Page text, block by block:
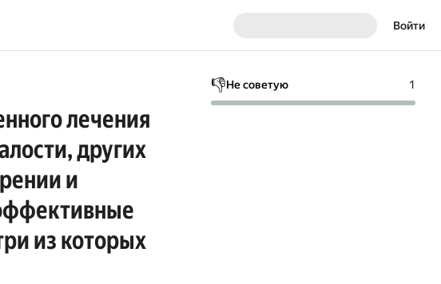
Войти
лечения
других
и
из которых
👎Не советую 1